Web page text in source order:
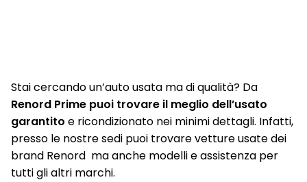
Stai cercando un’auto usata ma di qualità? Da
Renord Prime puoi trovare il meglio dell’usato
garantito e ricondizionato nei minimi dettagli. Infatti,
presso le nostre sedi puoi trovare vetture usate dei
brand Renord ma anche modelli e assistenza per
tutti gli altri marchi.